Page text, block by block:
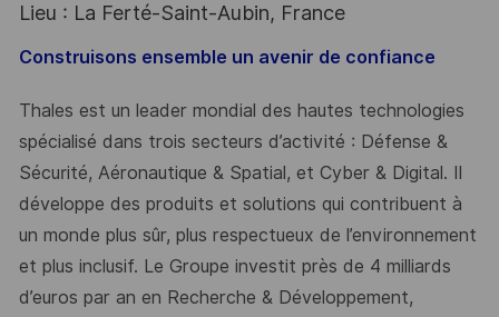
Lieu : La Ferté-Saint-Aubin, France
Construisons ensemble un avenir de confiance
Thales est un leader mondial des hautes technologies
spécialisé dans trois secteurs d’activité : Défense &
Sécurité, Aéronautique & Spatial, et Cyber & Digital. Il
développe des produits et solutions qui contribuent à
un monde plus sûr, plus respectueux de l’environnement
et plus inclusif. Le Groupe investit près de 4 milliards
d’euros par an en Recherche & Développement,